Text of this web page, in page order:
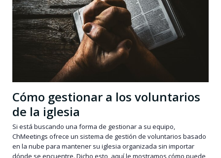
Cómo gestionar a los voluntarios
de la iglesia
Si está buscando una forma de gestionar a su equipo,
ChMeetings ofrece un sistema de gestión de voluntarios basado
en la nube para mantener su iglesia organizada sin importar
dónde se encuentre. Dicho esto, aquí le mostramos cómo puede